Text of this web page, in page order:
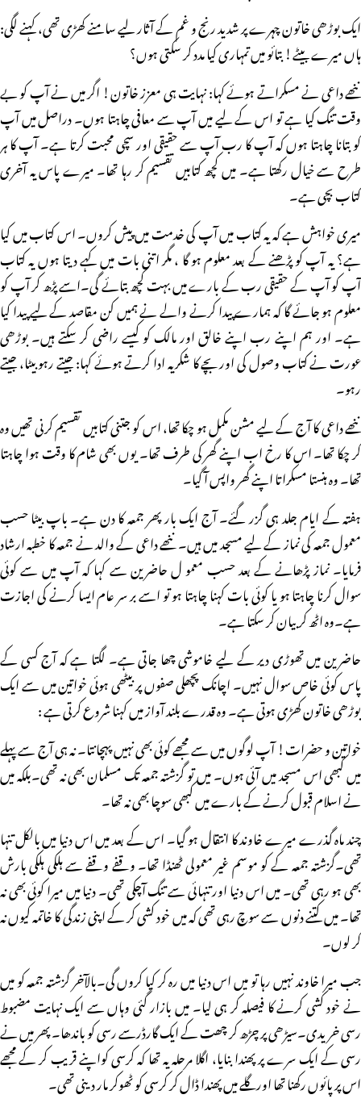
ایک بوڑھی خاتون چہرے پر شدید رنج و غم کے آثار لیے سامنے کھڑی تھی، کہنے لگی:
ہاں میرے بیٹے! بتائو میں تمہاری کیا مدد کر سکتی ہوں؟
ننھے داعی نے مسکراتے ہوئے کہا: نہایت ہی معزز خاتون! اگر میں نے آپ کو بے
وقت تنگ کیا ہے تو اس کے لیے میں آپ سے معافی چاہتا ہوں۔ دراصل میں آپ
کو بتانا چاہتا ہوں کہ آپ کا رب آپ سے حقیقی اور سچی محبت کرتا ہے۔ آپ کا ہر
طرح سے خیال رکھتا ہے۔ میں کچھ کتابیں تقسیم کر رہا تھا۔ میرے پاس یہ آخری
کتاب بچی ہے۔
میری خواہش ہے کہ یہ کتاب میں آپ کی خدمت میں پیش کروں۔ اس کتاب میں کیا
ہے؟ یہ آپ کو پڑھنے کے بعد معلوم ہو گا ، مگر اتنی بات میں کہے دیتا ہوں یہ کتاب
آپ کو آپ کے حقیقی رب کے بارے میں بہت کچھ بتائے گی۔اسے پڑھ کر آپ کو
معلوم ہو جائے گا کہ ہمارے پیدا کرنے والے نے ہمیں کن مقاصد کے لیے پیدا کیا
ہے۔ اور ہم اپنے رب اپنے خالق اور مالک کو کیسے راضی کر سکتے ہیں۔ بوڑھی
عورت نے کتاب وصول کی اوربچے کا شکریہ ادا کرتے ہوئے کہا: جیتے رہو بیٹا، جیتے
رہو۔
ننھے داعی کا آج کے لیے مشن مکمل ہو چکا تھا، اس کو جتنی کتابیں تقسیم کرنی تھیں وہ
کر چکا تھا۔ اس کا رخ اب اپنے گھر کی طرف تھا۔ یوں بھی شام کا وقت ہوا چاہتا
تھا۔ وہ ہنستا مسکراتا اپنے گھر واپس آ گیا۔
ہفتہ کے ایام جلد ہی گزر گئے۔ آج ایک بار پھر جمعہ کا دن ہے۔ باپ بیٹا حسب
معمول جمعہ کی نماز کے لیے مسجد میں ہیں۔ ننھے داعی کے والد نے جمعہ کا خطبہ ارشاد
فرمایا۔ نماز پڑھانے کے بعد حسب معمو ل حاضرین سے کہا کہ آپ میں سے کوئی
سوال کرنا چاہتا ہو یا کوئی بات کہنا چاہتا ہو تو اسے بر سر عام ایسا کرنے کی اجازت
ہے۔وہ اٹھ کر بیان کر سکتا ہے۔
حاضرین میں تھوڑی دیر کے لیے خاموشی چھا جاتی ہے۔ لگتا ہے کہ آج کسی کے
پاس کوئی خاص سوال نہیں۔ اچانک پچھلی صفوں پر بیٹھی ہوئی خواتین میں سے ایک
بوڑھی خاتون کھڑی ہوتی ہے۔ وہ قدرے بلند آواز میں کہنا شروع کرتی ہے :
خواتین و حضرات! آپ لوگوں میں سے مجھے کوئی بھی نہیں پہچانتا۔ نہ ہی آج سے پہلے
میں کبھی اس مسجد میں آئی ہوں۔ میں تو گزشتہ جمعہ تک مسلمان بھی نہ تھی۔بلکہ میں
نے اسلام قبول کرنے کے بارے میں کبھی سوچا بھی نہ تھا۔
چند ماہ گذرے میرے خاوند کا انتقال ہو گیا۔ اس کے بعد میں اس دنیا میں بالکل تنہا
تھی۔گزشتہ جمعہ کے کو موسم غیر معمولی ٹھنڈا تھا۔ وقفے وقفے سے ہلکی ہلکی بارش
بھی ہو رہی تھی۔ میں اس دنیا اور تنہائی سے تنگ آچکی تھی۔ دنیا میں میرا کوئی بھی نہ
تھا۔ میں کتنے دنوں سے سوچ رہی تھی کہ میں خود کشی کر کے اپنی زندگی کا خاتمہ کیوں نہ
کر لوں۔
جب میرا خاوند نہیں رہا تو میں اس دنیا میں رہ کر کیا کروں گی۔بالآخر گزشتہ جمعہ کو میں
نے خود کشی کرنے کا فیصلہ کر ہی لیا۔ میں بازار گئی وہاں سے ایک نہایت مضبوط
رسی خریدی۔سیڑھی پر چڑھ کر چھت کے ایک گارڈرسے رسی کو باندھا۔ پھر میں نے
رسی کے ایک سرے پر پھندا بنایا، اگلا مرحلہ یہ تھا کہ کرسی کواپنے قریب کر کے مجھے
اس پر پائوں رکھنا تھا اورگلے میں پھندا ڈال کر کرسی کو ٹھوکر مار دینی تھی۔